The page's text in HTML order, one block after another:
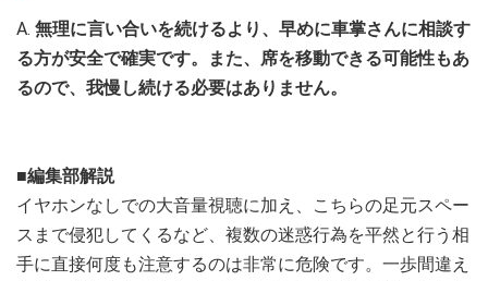
A. 無理に言い合いを続けるより、早めに車掌さんに相談す
る方が安全で確実です。また、席を移動できる可能性もあ
るので、我慢し続ける必要はありません。
■編集部解説
イヤホンなしでの大音量視聴に加え、こちらの足元スペー
スまで侵犯してくるなど、複数の迷惑行為を平然と行う相
手に直接何度も注意するのは非常に危険です。一歩間違え